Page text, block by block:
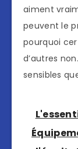
aiment
peuvent le
pourquoi
d’autres
sensibles